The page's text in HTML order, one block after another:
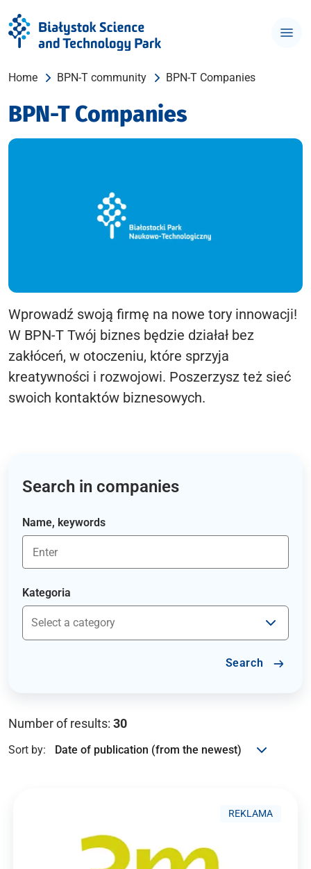
Home BPN-T community BPN-T Companies
BPN-T Companies
Wprowadź swoją firmę na nowe tory innowacji!
W BPN-T Twój biznes będzie działał bez
zakłóceń, w otoczeniu, które sprzyja
kreatywności i rozwojowi. Poszerzysz też sieć
swoich kontaktów biznesowych.
Search in companies
Name, keywords
Kategoria
Search
Number of results: 30
Sort by:
REKLAMA